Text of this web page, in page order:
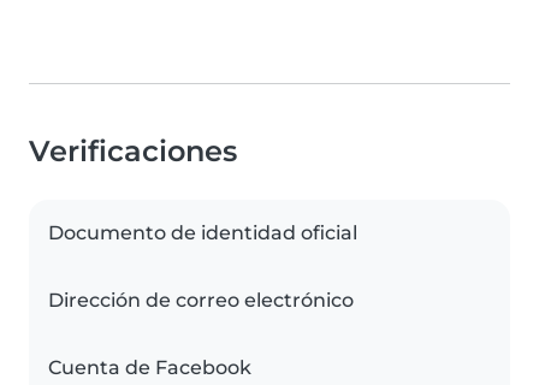
Verificaciones
Documento de identidad oficial
Dirección de correo electrónico
Cuenta de Facebook